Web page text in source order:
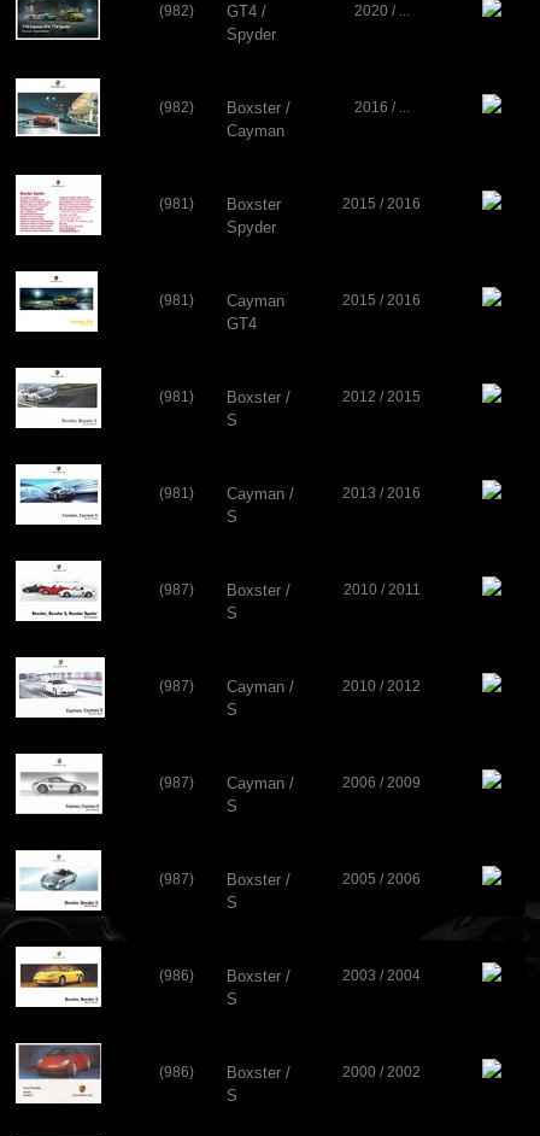
(982)
GT4 /
Spyder
2020 / ...
(982)
Boxster /
Cayman
2016 / ...
(981)
Boxster
Spyder
2015 / 2016
(981)
Cayman
GT4
2015 / 2016
(981)
Boxster /
S
2012 / 2015
(981)
Cayman /
S
2013 / 2016
(987)
Boxster /
S
2010 / 2011
(987)
Cayman /
S
2010 / 2012
(987)
Cayman /
S
2006 / 2009
(987)
Boxster /
S
2005 / 2006
(986)
Boxster /
S
2003 / 2004
(986)
Boxster /
S
2000 / 2002